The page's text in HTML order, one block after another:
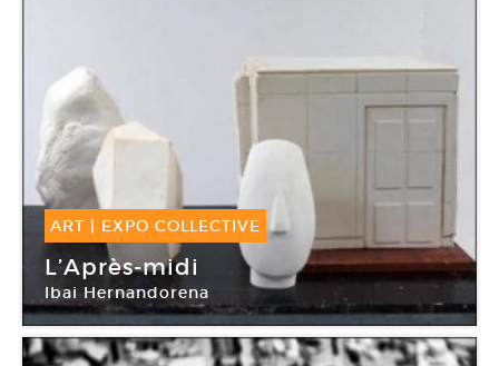
ART EXPO COLLECTIVE
04 Oct -28 Déc 2015
L’Après-midi
Ibai Hernandorena
Villa Arson